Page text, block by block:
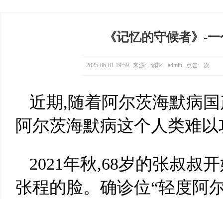
《记忆的守候者》-
2025-06-01 19:59 来源: 编辑: admin 点击: 次
近期,随着阿尔茨海默病
阿尔茨海默病这个人类难
2021年秋,68岁的张叔叔
张程的脸。确诊位“轻度阿